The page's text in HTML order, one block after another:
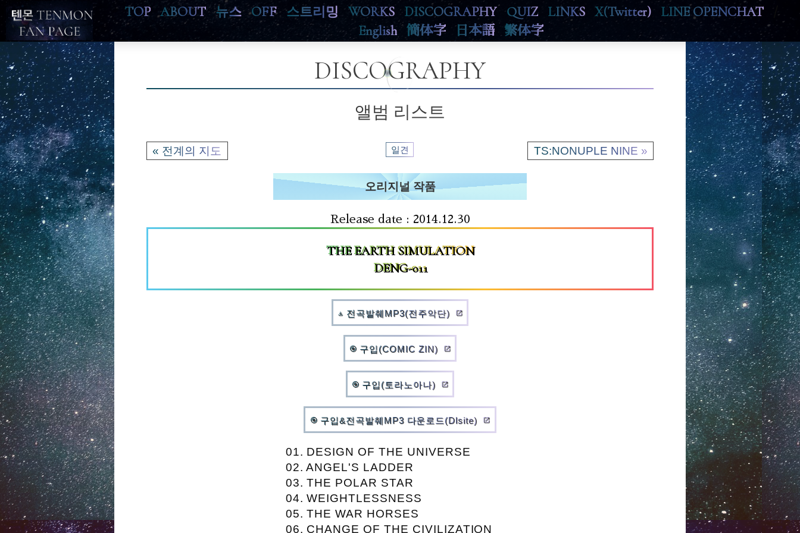
TOP ABOUT 뉴스 OFF 스트리밍 WORKS DISCOGRAPHY QUIZ LINKS X(Twitter) LINE OPENCHAT
English
簡体字 日本語 繁体字
DISCOGRAPHY
앨범 리스트
« 전계의 지도 일견 TS:NONUPLE NINE »
오리지널 작품
Release date : 2014.12.30
THE EARTH SIMULATION
DENG-011
file_download 전곡발췌MP3(전주악단) open_in_new
album구입(COMIC ZIN) open_in_new
album구입(토라노아나) open_in_new
album구입&전곡발췌MP3 다운로드(Dlsite) open_in_new
01. DESIGN OF THE UNIVERSE
02. ANGEL'S LADDER
03. THE POLAR STAR
04. WEIGHTLESSNESS
05. THE WAR HORSES
06. CHANGE OF THE CIVILIZATION